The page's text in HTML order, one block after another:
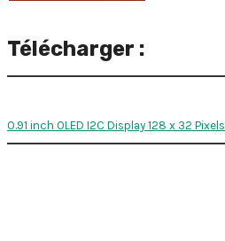
Télécharger :
0.91 inch OLED I2C Display 128 x 32 Pixels